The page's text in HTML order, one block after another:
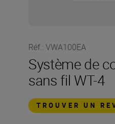
Réf.: VWA100EA
Système de
sans fil WT-4
TROUVER UN